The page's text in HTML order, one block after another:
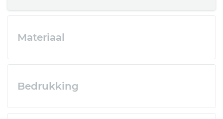
Materiaal
Bedrukking